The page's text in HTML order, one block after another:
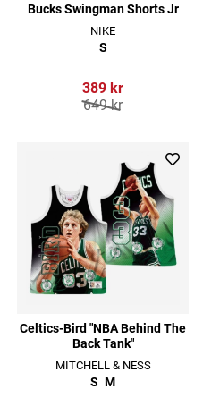
Bucks Swingman Shorts Jr
NIKE
S
389 kr
649 kr
Celtics-Bird "NBA Behind The
Back Tank"
MITCHELL & NESS
S M